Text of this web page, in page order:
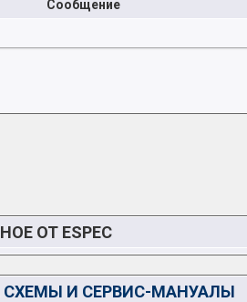
Сообщение
ОТ ESPEC
СХЕМЫ И СЕРВИС-МАНУАЛЫ